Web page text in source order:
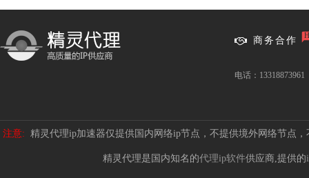
商务合作
电话：13318873961
注意: 精灵代理ip加速器仅提供国内网络ip节点，不提供境外网络节点
精灵代理是国内知名的代理ip软件供应商,提供的